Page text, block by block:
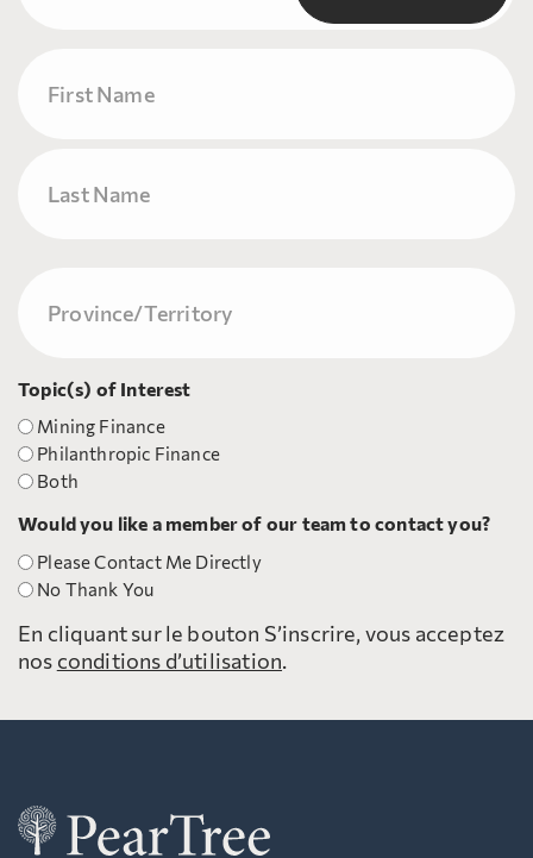
(Nécessaire)
Topic(s) of Interest
Mining Finance
Philanthropic Finance
Both
Would you like a member of our team to contact you?
Please Contact Me Directly
No Thank You
En cliquant sur le bouton S’inscrire, vous acceptez
nos conditions d’utilisation.